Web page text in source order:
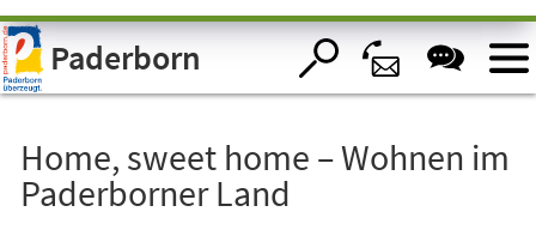
Visuelle
Assistenzsoftware
öffnen.Paderborn
Home, sweet home – Wohnen im
Paderborner Land